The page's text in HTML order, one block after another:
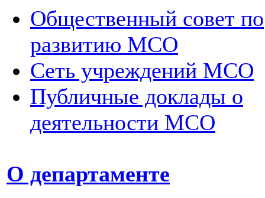
Общественный совет по
развитию МСО
Сеть учреждений МСО
Публичные доклады о
деятельности МСО
О департаменте